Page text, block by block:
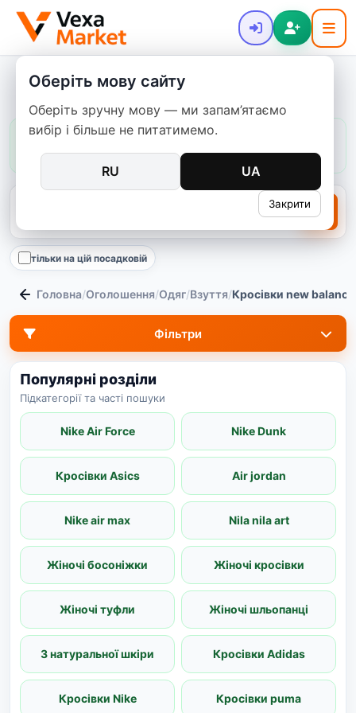
Оберіть мову сайту
Оберіть зручну мову — ми запам’ятаємо
вибір і більше не питатимемо.
RU UA
Закрити
Кросівки New Balance
Ціни в цій категорії:зазвичай600–4 999 ₴
медіана2 400 ₴2484пропозицій
тільки на цій посадковій
Головна/Оголошення/Одяг/Взуття/Кросівки new balance
Фільтри
Популярні розділи
Підкатегорії та часті пошуки
Nike Air Force Nike Dunk
Кросівки Asics Air jordan
Nike air max Nila nila art
Жіночі босоніжки Жіночі кросівки
Жіночі туфли Жіночі шльопанці
З натуральної шкіри Кросівки Adidas
Кросівки Nike Кросівки puma